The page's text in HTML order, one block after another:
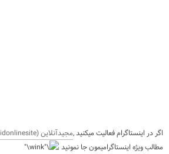
اگر در اینستاگرامفعالیت میکنید ,مجیدآنلاین(majidonlinesite@)
مطالب ویژه اینستاگرامیمون جا نمونید